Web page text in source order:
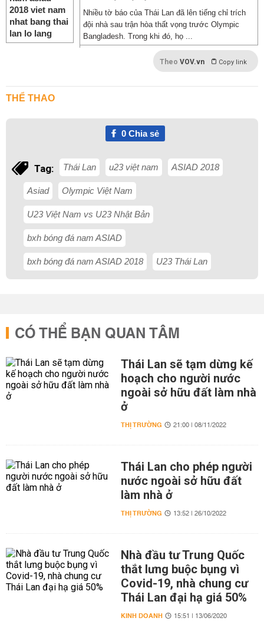
Nhiều tờ báo của Thái Lan đã lên tiếng chỉ trích
đội nhà sau trận hòa thất vọng trước Olympic
Bangladesh. Trong khi đó, họ ...
Theo VOV.vn Copy link
THỂ THAO
0Chia sẻ
Tag: Thái Lan u23 việt nam ASIAD 2018
Asiad Olympic Việt Nam
U23 Việt Nam vs U23 Nhật Bản
bxh bóng đá nam ASIAD
bxh bóng đá nam ASIAD 2018 U23 Thái Lan
CÓ THỂ BẠN QUAN TÂM
Thái Lan sẽ tạm dừng kế
hoạch cho người nước
ngoài sở hữu đất làm nhà
ở
THỊ TRƯỜNG 21:00 | 08/11/2022
Thái Lan cho phép người
nước ngoài sở hữu đất
làm nhà ở
THỊ TRƯỜNG 13:52 | 26/10/2022
Nhà đầu tư Trung Quốc
thắt lưng buộc bụng vì
Covid-19, nhà chung cư
Thái Lan đại hạ giá 50%
KINH DOANH 15:51 | 13/06/2020